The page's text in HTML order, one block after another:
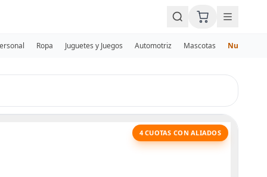
Ropa Juguetes y Juegos Automotriz Mascotas Nuevos
4 CUOTAS CON ALIADOS